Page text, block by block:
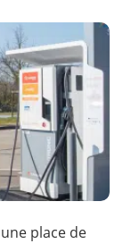
place de